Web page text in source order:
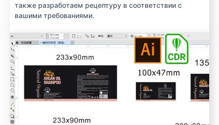
также разработаем рецептуру в соответствии с
вашими требованиями.